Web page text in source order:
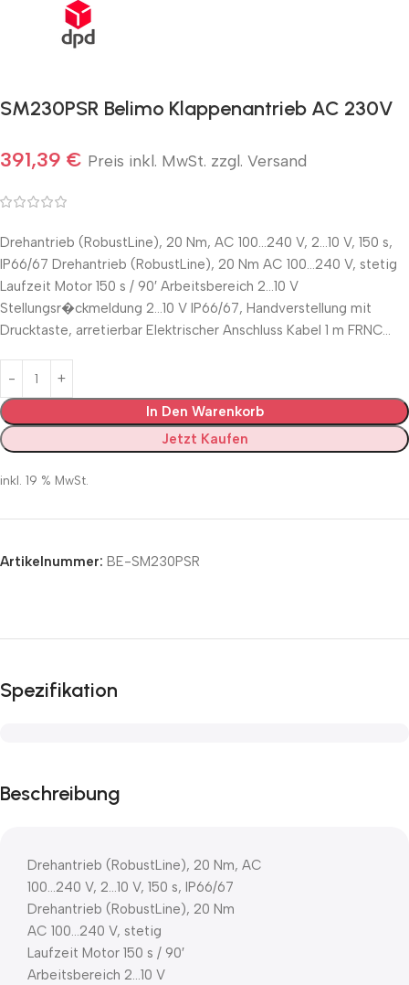
SM230PSR Belimo Klappenantrieb AC 230V
391,39 € Preis inkl. MwSt. zzgl. Versand
Drehantrieb (RobustLine), 20 Nm, AC 100…240 V, 2…10 V, 150 s,
IP66/67 Drehantrieb (RobustLine), 20 Nm AC 100…240 V, stetig
Laufzeit Motor 150 s / 90′ Arbeitsbereich 2…10 V
Stellungsr�ckmeldung 2…10 V IP66/67, Handverstellung mit
Drucktaste, arretierbar Elektrischer Anschluss Kabel 1 m FRNC…
In Den Warenkorb
Jetzt Kaufen
inkl. 19 % MwSt.
Artikelnummer: BE-SM230PSR
Spezifikation
Beschreibung
Drehantrieb (RobustLine), 20 Nm, AC
100…240 V, 2…10 V, 150 s, IP66/67
Drehantrieb (RobustLine), 20 Nm
AC 100…240 V, stetig
Laufzeit Motor 150 s / 90′
Arbeitsbereich 2…10 V